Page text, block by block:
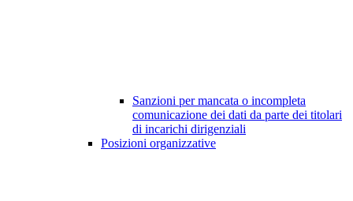
Sanzioni per mancata o incompleta
comunicazione dei dati da parte dei titolari
di incarichi dirigenziali
Posizioni organizzative